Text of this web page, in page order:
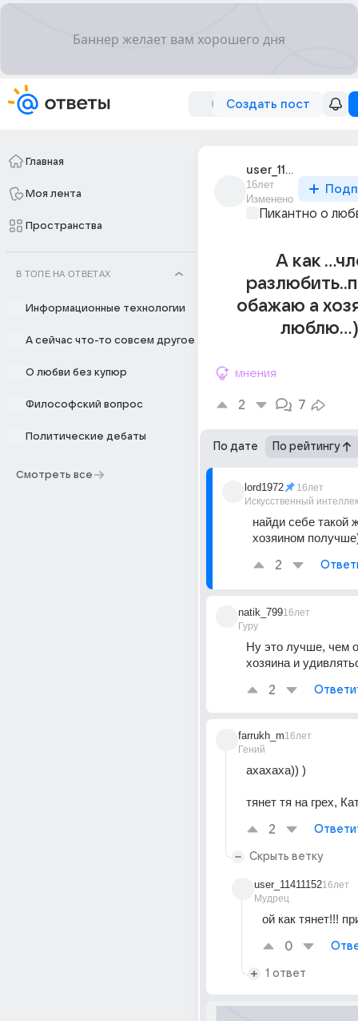
Создать пост
Главная
Моя лента
Пространства
В ТОПЕ НА ОТВЕТАХ
Информационные технологии
А сейчас что-то совсем другое
О любви без купюр
Философский вопрос
Политические дебаты
Смотреть все
user_11411152
16лет
Изменено
Пикантно о
А как
обажаю а
мнения
2 7
По дате По рейтингу
lord1972
Искусственный
16лет
найди себе такой
хозяином
2
natik_799
Гуру
16лет
Ну это лучше, чем
хозяина и
2
farrukh_m
Гений
16лет
ахахаха)) )
тянет тя на грех,
2
Скрыть ветку
user_11411152
Мудрец
16лет
ой как тянет!!!
0
1 ответ